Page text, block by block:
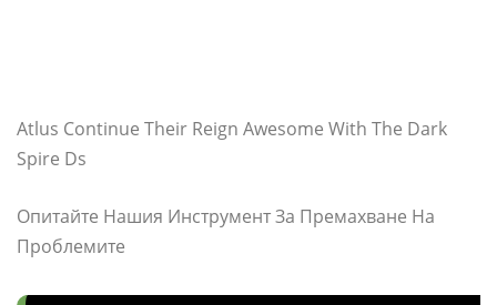
Atlus Continue Their Reign Awesome With The Dark
Spire Ds
Опитайте Нашия Инструмент За Премахване На
Проблемите